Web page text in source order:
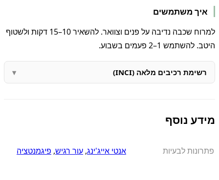
איך משתמשים
למרוח שכבה נדיבה על פנים וצוואר. להשאיר 10–15 דקות ולשטוף
היטב. להשתמש 1–2 פעמים בשבוע.
רשימת רכיבים מלאה (INCI)
מידע נוסף
פתרונות לבעיות אנטי אייג'ינג, עור רגיש, פיגמנטציה